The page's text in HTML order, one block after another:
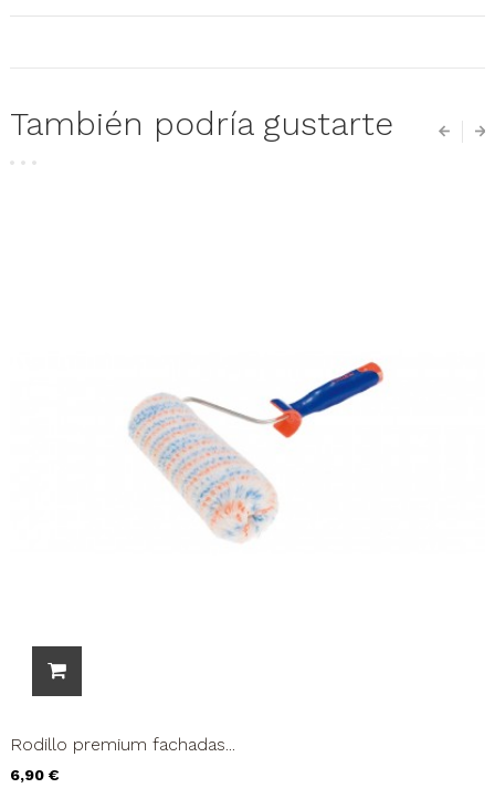
También podría gustarte
Rodillo premium fachadas...
Precio
6,90 €